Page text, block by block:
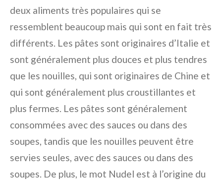
deux aliments très populaires qui se
ressemblent beaucoup mais qui sont en fait très
différents. Les pâtes sont originaires d’Italie et
sont généralement plus douces et plus tendres
que les nouilles, qui sont originaires de Chine et
qui sont généralement plus croustillantes et
plus fermes. Les pâtes sont généralement
consommées avec des sauces ou dans des
soupes, tandis que les nouilles peuvent être
servies seules, avec des sauces ou dans des
soupes. De plus, le mot Nudel est à l’origine du